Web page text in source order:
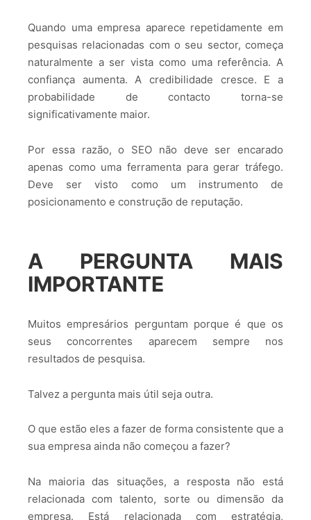
Quando uma empresa aparece repetidamente em
pesquisas relacionadas com o seu sector, começa
naturalmente a ser vista como uma referência. A
confiança aumenta. A credibilidade cresce. E a
probabilidade de contacto torna-se
significativamente maior.
Por essa razão, o SEO não deve ser encarado
apenas como uma ferramenta para gerar tráfego.
Deve ser visto como um instrumento de
posicionamento e construção de reputação.
A PERGUNTA MAIS
IMPORTANTE
Muitos empresários perguntam porque é que os
seus concorrentes aparecem sempre nos
resultados de pesquisa.
Talvez a pergunta mais útil seja outra.
O que estão eles a fazer de forma consistente que a
sua empresa ainda não começou a fazer?
Na maioria das situações, a resposta não está
relacionada com talento, sorte ou dimensão da
empresa. Está relacionada com estratégia,